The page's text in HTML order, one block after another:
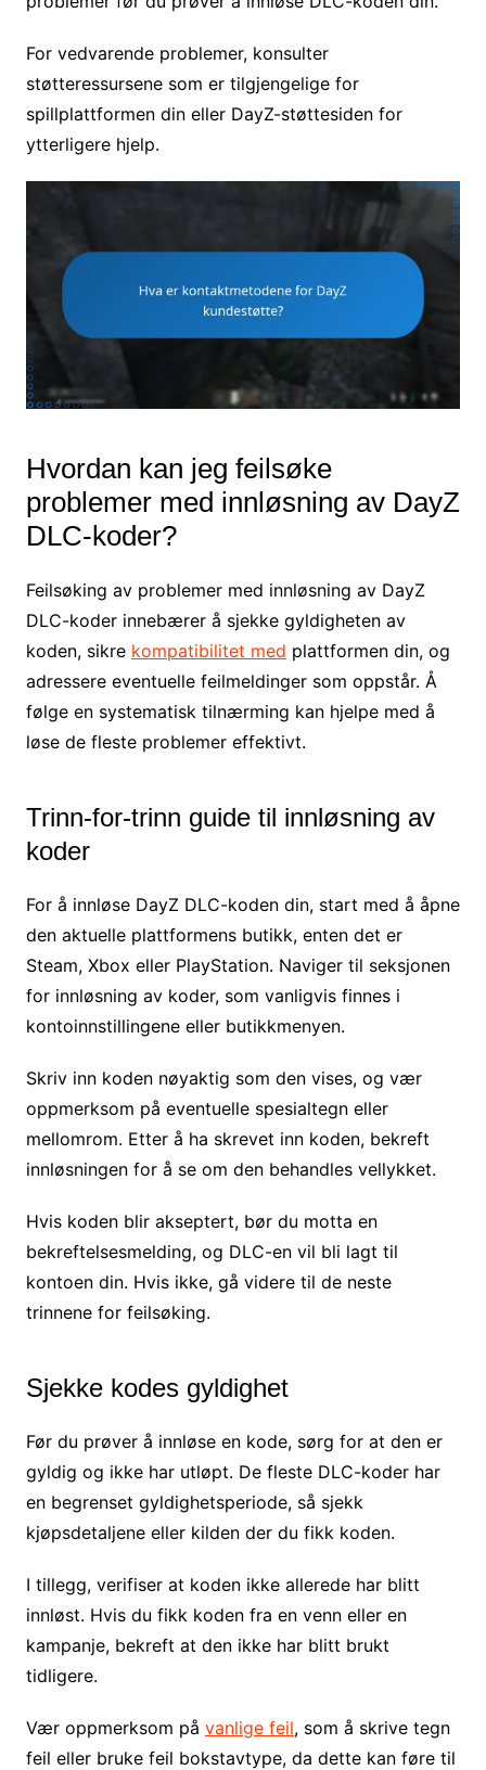
For vedvarende problemer, konsulter
støtteressursene som er tilgjengelige for
spillplattformen din eller DayZ-støttesiden for
ytterligere hjelp.
Hvordan kan jeg feilsøke
problemer med innløsning av DayZ
DLC-koder?
Feilsøking av problemer med innløsning av DayZ
DLC-koder innebærer å sjekke gyldigheten av
koden, sikre kompatibilitet med plattformen din, og
adressere eventuelle feilmeldinger som oppstår. Å
følge en systematisk tilnærming kan hjelpe med å
løse de fleste problemer effektivt.
Trinn-for-trinn guide til innløsning av
koder
For å innløse DayZ DLC-koden din, start med å åpne
den aktuelle plattformens butikk, enten det er
Steam, Xbox eller PlayStation. Naviger til seksjonen
for innløsning av koder, som vanligvis finnes i
kontoinnstillingene eller butikkmenyen.
Skriv inn koden nøyaktig som den vises, og vær
oppmerksom på eventuelle spesialtegn eller
mellomrom. Etter å ha skrevet inn koden, bekreft
innløsningen for å se om den behandles vellykket.
Hvis koden blir akseptert, bør du motta en
bekreftelsesmelding, og DLC-en vil bli lagt til
kontoen din. Hvis ikke, gå videre til de neste
trinnene for feilsøking.
Sjekke kodes gyldighet
Før du prøver å innløse en kode, sørg for at den er
gyldig og ikke har utløpt. De fleste DLC-koder har
en begrenset gyldighetsperiode, så sjekk
kjøpsdetaljene eller kilden der du fikk koden.
I tillegg, verifiser at koden ikke allerede har blitt
innløst. Hvis du fikk koden fra en venn eller en
kampanje, bekreft at den ikke har blitt brukt
tidligere.
Vær oppmerksom på vanlige feil, som å skrive tegn
feil eller bruke feil bokstavtype, da dette kan føre til